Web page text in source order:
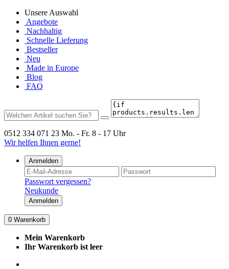
Unsere Auswahl
Angebote
Nachhaltig
Schnelle Lieferung
Bestseller
Neu
Made in Europe
Blog
FAQ
0512 334 071 23 Mo. - Fr. 8 - 17 Uhr
Wir helfen Ihnen gerne!
Anmelden
Passwort vergessen?
Neukunde
Anmelden
0 Warenkorb
Mein Warenkorb
Ihr Warenkorb ist leer